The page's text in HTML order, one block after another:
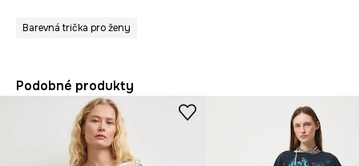
Barevná trička pro ženy
Podobné produkty